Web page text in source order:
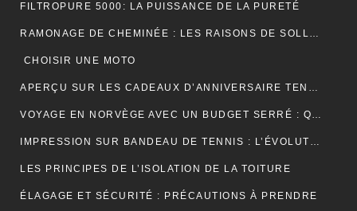
FILTROPURE 5000: LA PUISSANCE DE LA PURETÉ
RAMONAGE DE CHEMINÉE : LES RAISONS DE SOLLICITER LES SERVICES D’UN PROFESSIONNEL
CHOISIR UNE MOTO
APERÇU SUR LES CADEAUX D’ANNIVERSAIRE TENDANCES
VOYAGE EN NORVÈGE AVEC UN BUDGET SERRÉ : QUELQUES PETITS CONSEILS
IMPRESSION SUR BANDEAU DE TENNIS : L’ÉVOLUTION MODERNE
LES PRINCIPES DE L’ISOLATION DE LA TOITURE
ÉLAGAGE ET SÉCURITÉ : PRÉCAUTIONS À PRENDRE